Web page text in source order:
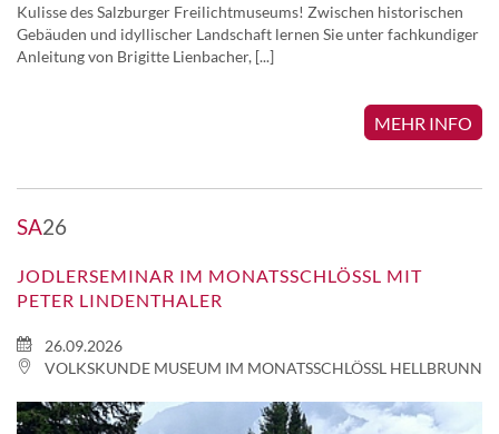
Kulisse des Salzburger Freilichtmuseums! Zwischen historischen
Gebäuden und idyllischer Landschaft lernen Sie unter fachkundiger
Anleitung von Brigitte Lienbacher, [...]
MEHR INFO
SA26
JODLERSEMINAR IM MONATSSCHLÖSSL MIT
PETER LINDENTHALER
26.09.2026
VOLKSKUNDE MUSEUM IM MONATSSCHLÖSSL HELLBRUNN